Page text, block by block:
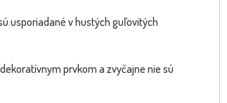
usporiadané v hustých guľovitých
prvkom a zvyčajne nie sú